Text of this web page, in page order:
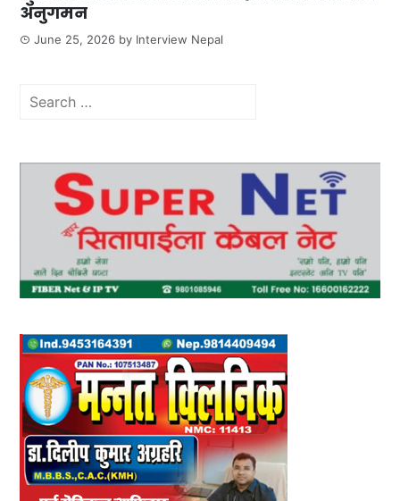
अनुगमन
June 25, 2026 by Interview Nepal
Search